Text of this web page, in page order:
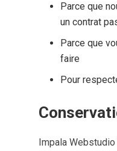
Parce que
un contrat
Parce que
faire
Pour
Impala